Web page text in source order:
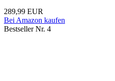
289,99 EUR
Bei Amazon kaufen
Bestseller Nr. 4